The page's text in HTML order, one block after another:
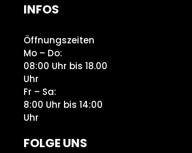
INFOS
Öffnungszeiten
Mo – Do:
08:00 Uhr bis 18.00
Uhr
Fr – Sa:
8:00 Uhr bis 14:00
Uhr
FOLGE UNS